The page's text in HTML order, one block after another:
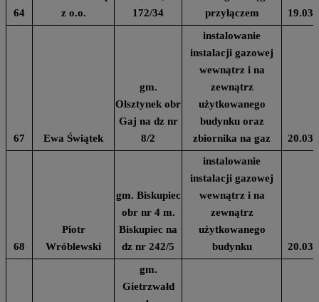
64
z o.o.
172/34
przyłączem
67 Ewa Świątek
gm.
Olsztynek obr
Gaj na dz nr
8/2
instalowanie
instalacji gazowej
wewnątrz i na
zewnątrz
użytkowanego
budynku oraz
zbiornika na gaz
68
Piotr
Wróblewski
gm. Biskupiec
obr nr 4 m.
Biskupiec na
dz nr 242/5
instalowanie
instalacji gazowej
wewnątrz i na
zewnątrz
użytkowanego
budynku
gm.
Gietrzwałd